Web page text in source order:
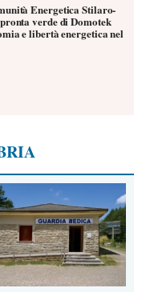
Energetica Stilaro-
verde di Domotek
e libertà energetica nel